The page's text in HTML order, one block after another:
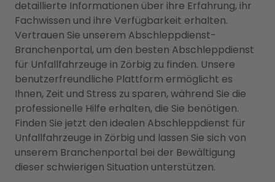
detaillierte Informationen über ihre Erfahrung, ihr
Fachwissen und ihre Verfügbarkeit erhalten.
Vertrauen Sie unserem Abschleppdienst-
Branchenportal, um den besten Abschleppdienst
für Unfallfahrzeuge in Zörbig zu finden. Unsere
benutzerfreundliche Plattform ermöglicht es
Ihnen, Zeit und Stress zu sparen, während Sie die
professionelle Hilfe erhalten, die Sie benötigen.
Finden Sie jetzt den idealen Abschleppdienst für
Unfallfahrzeuge in Zörbig und lassen Sie sich von
unserem Branchenportal bei der Bewältigung
dieser schwierigen Situation unterstützen.